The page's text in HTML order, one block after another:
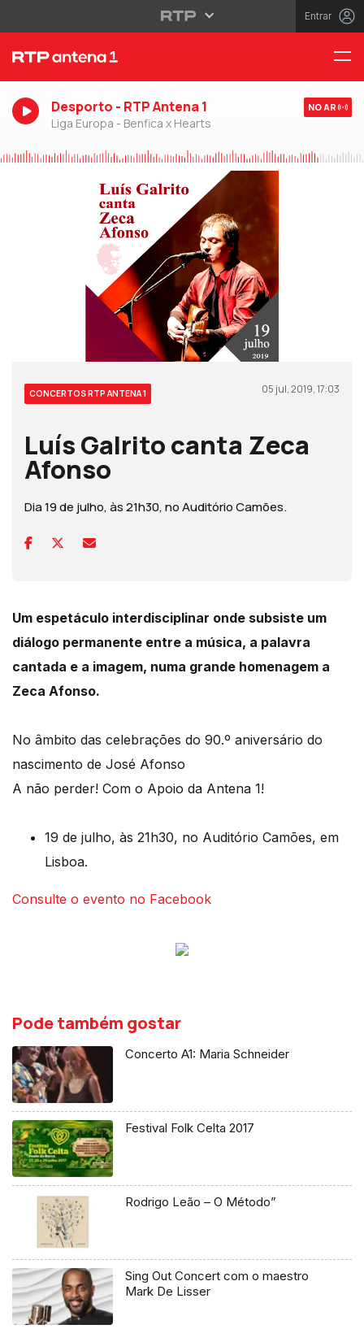
Entrar
Desporto - RTP Antena 1
Liga Europa - Benfica x Hearts
NO AR
CONCERTOS RTP ANTENA 1 05 jul, 2019, 17:03
Luís Galrito canta Zeca
Afonso
Dia 19 de julho, às 21h30, no Auditório Camões.
Um espetáculo interdisciplinar onde subsiste um
diálogo permanente entre a música, a palavra
cantada e a imagem, numa grande homenagem a
Zeca Afonso.
No âmbito das celebrações do 90.º aniversário do
nascimento de José Afonso
A não perder! Com o Apoio da Antena 1!
19 de julho, às 21h30, no Auditório Camões, em
Lisboa.
Consulte o evento no Facebook
Pode também gostar
Concerto A1: Maria Schneider
Festival Folk Celta 2017
Rodrigo Leão – O Método”
Sing Out Concert com o maestro
Mark De Lisser